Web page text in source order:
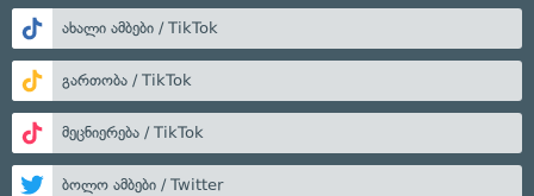
ახალი ამბები / TikTok
გართობა / TikTok
მეცნიერება / TikTok
ბოლო ამბები / Twitter